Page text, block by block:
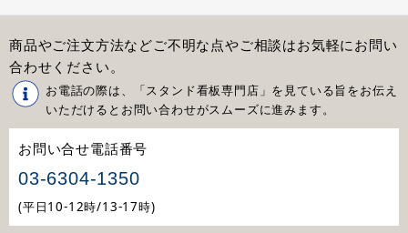
商品やご注文方法などご不明な点やご相談はお気軽にお問い
合わせください。
お電話の際は、「スタンド看板専門店」を見ている旨をお伝え
いただけるとお問い合わせがスムーズに進みます。
お問い合せ電話番号
03-6304-1350
(平日10-12時/13-17時)